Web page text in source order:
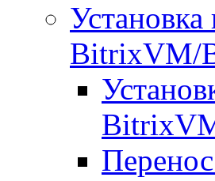
BitrixVM/